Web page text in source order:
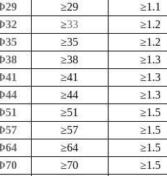
≥29 ≥1.1
≥33 ≥1.2
≥35 ≥1.2
≥38 ≥1.3
≥41 ≥1.3
≥44 ≥1.3
≥51 ≥1.5
≥57 ≥1.5
≥64 ≥1.5
≥70 ≥1.5